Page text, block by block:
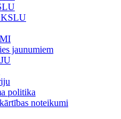
jaunumiem
politika
noteikumi